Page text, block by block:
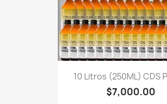
10 Litros (250ML) CDS
$7,000.00